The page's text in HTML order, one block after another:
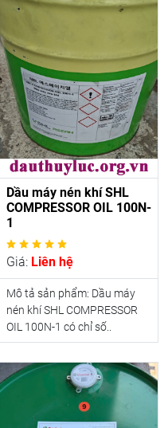
Dầu máy nén khí SHL
COMPRESSOR OIL 100N-
1
Giá: Liên hệ
Mô tả sản phẩm: Dầu máy
nén khí SHL COMPRESSOR
OIL 100N-1 có chỉ số..